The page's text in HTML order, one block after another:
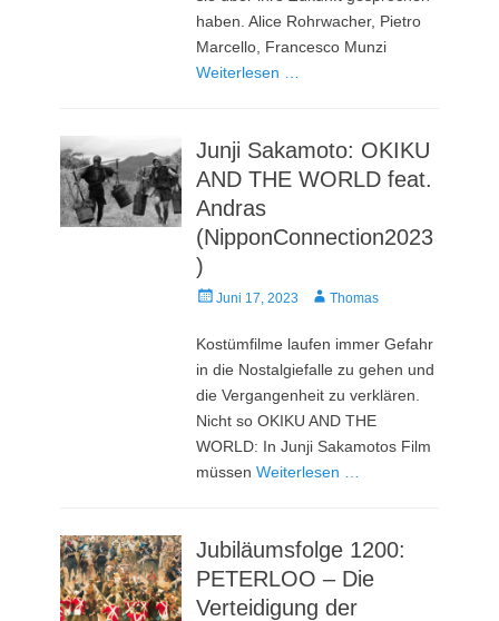
haben. Alice Rohrwacher, Pietro
Marcello, Francesco Munzi
Weiterlesen …
Junji Sakamoto: OKIKU
AND THE WORLD feat.
Andras
(NipponConnection2023
)
Veröffentlicht
Juni 17, 2023 AutorThomas
Kostümfilme laufen immer Gefahr
in die Nostalgiefalle zu gehen und
die Vergangenheit zu verklären.
Nicht so OKIKU AND THE
WORLD: In Junji Sakamotos Film
müssenWeiterlesen …
Jubiläumsfolge 1200:
PETERLOO – Die
Verteidigung der